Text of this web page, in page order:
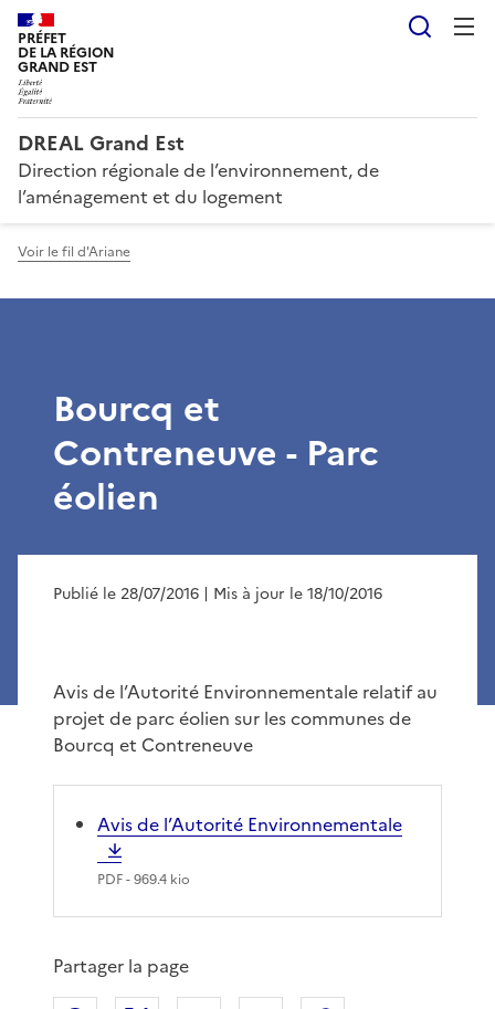
PRÉFET
DE LA RÉGION
GRAND EST
DREAL Grand Est
Direction régionale de l’environnement, de
l’aménagement et du logement
Voir le fil d'Ariane
Bourcq et
Contreneuve - Parc
éolien
Publié le 28/07/2016 | Mis à jour le 18/10/2016
Avis de l’Autorité Environnementale relatif au
projet de parc éolien sur les communes de
Bourcq et Contreneuve
Avis de l’Autorité Environnementale
PDF- 969.4 kio
Partager la page